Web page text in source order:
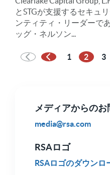
メディアからの
media@rsa.com
RSAロゴ
RSAロゴのダウンロ
とSTGが支援するセキュ
ンティティ・リーダーで
ッグ・ネルソン...
前のページ
1 2 3